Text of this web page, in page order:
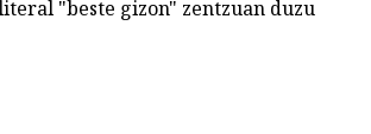
"beste gizon" zentzuan duzu